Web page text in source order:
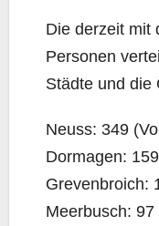
Die der­zeit mit
Per­so­nen
Städ­te und die
Neuss: 349
Dor­ma­gen:
Gre­ven­broich:
Meer­busch: 97